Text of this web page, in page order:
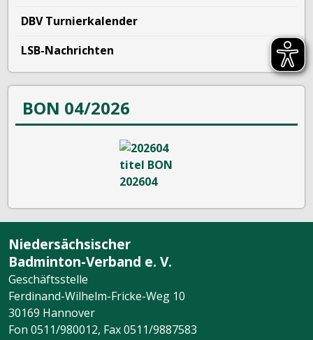
DBV Turnierkalender
LSB-Nachrichten
BON 04/2026
Niedersächsischer
Badminton-Verband e. V.
Geschäftsstelle
Ferdinand-Wilhelm-Fricke-Weg 10
30169 Hannover
Fon 0511/980012, Fax 0511/9887583